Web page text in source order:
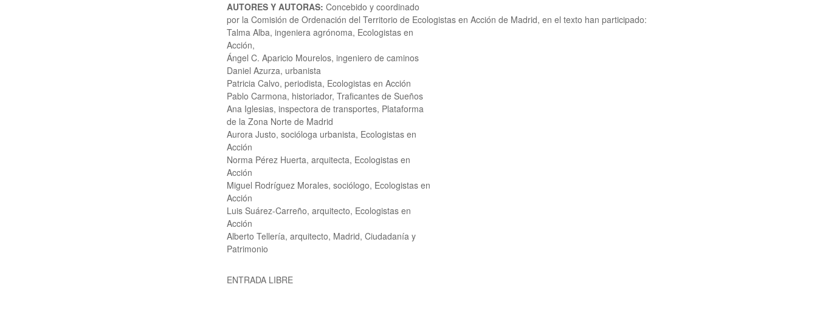
AUTORES Y AUTORAS: Concebido y coordinado
por la Comisión de Ordenación del Territorio de Ecologistas en Acción de Madrid, en el texto han participado:
Talma Alba, ingeniera agrónoma, Ecologistas en
Acción,
Ángel C. Aparicio Mourelos, ingeniero de caminos
Daniel Azurza, urbanista
Patricia Calvo, periodista, Ecologistas en Acción
Pablo Carmona, historiador, Traficantes de Sueños
Ana Iglesias, inspectora de transportes, Plataforma
de la Zona Norte de Madrid
Aurora Justo, socióloga urbanista, Ecologistas en
Acción
Norma Pérez Huerta, arquitecta, Ecologistas en
Acción
Miguel Rodríguez Morales, sociólogo, Ecologistas en
Acción
Luis Suárez-Carreño, arquitecto, Ecologistas en
Acción
Alberto Tellería, arquitecto, Madrid, Ciudadanía y
Patrimonio
ENTRADA LIBRE